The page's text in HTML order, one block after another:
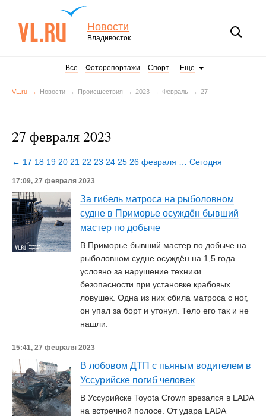
Новости
Владивосток
Все Фоторепортажи Спорт Еще
VL.ru Новости Происшествия 2023 Февраль 27
27 февраля 2023
← 17 18 19 20 21 22 23 24 25 26 февраля Сегодня
17:09, 27 февраля 2023
За гибель матроса на рыболовном
судне в Приморье осуждён бывший
мастер по добыче
В Приморье бывший мастер по добыче на
рыболовном судне осуждён на 1,5 года
условно за нарушение техники
безопасности при установке крабовых
ловушек. Одна из них сбила матроса с ног,
он упал за борт и утонул. Тело его так и не
нашли.
15:41, 27 февраля 2023
В лобовом ДТП с пьяным водителем в
Уссурийске погиб человек
В Уссурийске Toyota Crown врезался в LADA
на встречной полосе. От удара LADA